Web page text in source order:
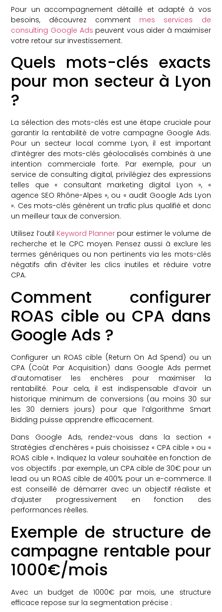
Pour un accompagnement détaillé et adapté à vos
besoins, découvrez comment mes services de
consulting Google Ads peuvent vous aider à maximiser
votre retour sur investissement.
Quels mots-clés exacts
pour mon secteur à Lyon
?
La sélection des mots-clés est une étape cruciale pour
garantir la rentabilité de votre campagne Google Ads.
Pour un secteur local comme Lyon, il est important
d’intégrer des mots-clés géolocalisés combinés à une
intention commerciale forte. Par exemple, pour un
service de consulting digital, privilégiez des expressions
telles que « consultant marketing digital Lyon », «
agence SEO Rhône-Alpes », ou « audit Google Ads Lyon
». Ces mots-clés génèrent un trafic plus qualifié et donc
un meilleur taux de conversion.
Utilisez l’outil Keyword Plannerpour estimer le volume de
recherche et le CPC moyen. Pensez aussi à exclure les
termes génériques ou non pertinents via les mots-clés
négatifs afin d’éviter les clics inutiles et réduire votre
CPA.
Comment configurer
ROAS cible ou CPA dans
Google Ads ?
Configurer un ROAS cible (Return On Ad Spend) ou un
CPA (Coût Par Acquisition) dans Google Ads permet
d’automatiser les enchères pour maximiser la
rentabilité. Pour cela, il est indispensable d’avoir un
historique minimum de conversions (au moins 30 sur
les 30 derniers jours) pour que l’algorithme Smart
Bidding puisse apprendre efficacement.
Dans Google Ads, rendez-vous dans la section «
Stratégies d’enchères » puis choisissez « CPA cible » ou «
ROAS cible ». Indiquez la valeur souhaitée en fonction de
vos objectifs : par exemple, un CPA cible de 30€ pour un
lead ou un ROAS cible de 400% pour un e-commerce. Il
est conseillé de démarrer avec un objectif réaliste et
d’ajuster progressivement en fonction des
performances réelles.
Exemple de structure de
campagne rentable pour
1000€/mois
Avec un budget de 1000€ par mois, une structure
efficace repose sur la segmentation précise :